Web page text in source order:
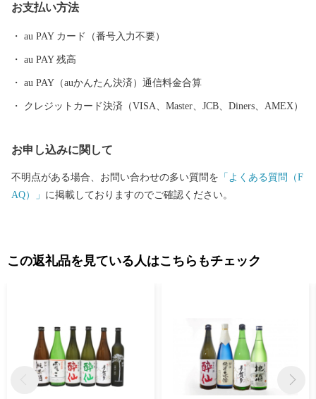
く過ごしやすく、虎舞いで新年を祝います。 四季折々の陸前高田
障がい者の皆様に正式に委託しております。 もしかすると、きち
んと梱包されているか心配される方もいるかもしれません。もち
ろん様々な障がいにより苦手な作業もありますが、皆さんの高い
ているんだ」と誇りを持っています。手を抜くことはありませ
をしていました」等、震災の時だけでなく10年以上経った現在も
品を通して、私たちの想いが全国に、そして海の向こうまで届き
ますように。
お支払い方法
au PAY カード（番号入力不要）
au PAY 残高
au PAY（auかんたん決済）通信料金合算
クレジットカード決済（VISA、Master、JCB、Diners、AMEX）
お申し込みに関して
不明点がある場合、お問い合わせの多い質問を 「よくある質問（F
AQ）」 に掲載しておりますのでご確認ください。
この返礼品を見ている人はこちらもチェック